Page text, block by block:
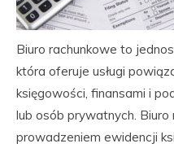
Biuro rachunkowe to
która oferuje usługi
księgowości, finansami i
lub osób prywatnych. Biuro
prowadzeniem ewidencji